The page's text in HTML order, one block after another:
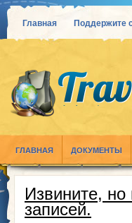
Главная Поддержите
ГЛАВНАЯ ДОКУМЕНТЫ
Извините,
записей.